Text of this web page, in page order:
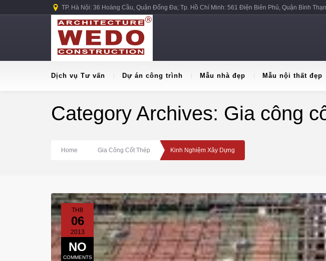
TP. Hà Nội: 36 Hoàng Cầu, Quận Đống Đa; Tp. Hồ Chí Minh: 561 Điện Biên Phủ, Quận Bình
Dịch vụ Tư vấn Dự án công trình Mẫu nhà đẹp Mẫu nội thất đẹp
Category Archives: Gia công
Home Gia Công Cốt Thép Kinh Nghiệm Xây Dựng
TH8
06
2013
NO
COMMENTS